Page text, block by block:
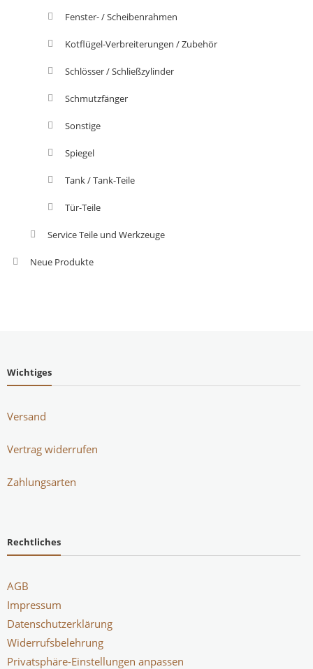
Fenster- / Scheibenrahmen
Kotflügel-Verbreiterungen / Zubehör
Schlösser / Schließzylinder
Schmutzfänger
Sonstige
Spiegel
Tank / Tank-Teile
Tür-Teile
Service Teile und Werkzeuge
Neue Produkte
Wichtiges
Versand
Vertrag widerrufen
Zahlungsarten
Rechtliches
AGB
Impressum
Datenschutzerklärung
Widerrufsbelehrung
Privatsphäre-Einstellungen anpassen